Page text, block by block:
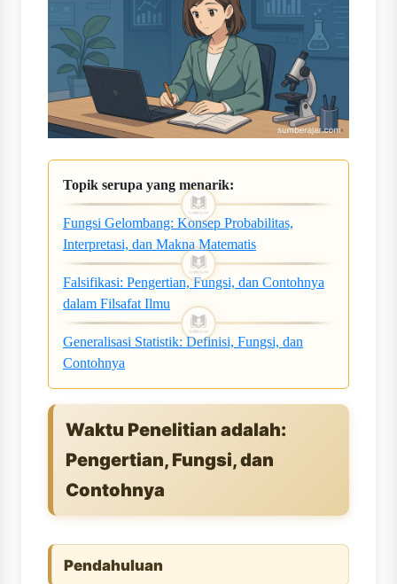
Topik serupa yang menarik:
Fungsi Gelombang: Konsep Probabilitas,
Interpretasi, dan Makna Matematis
Falsifikasi: Pengertian, Fungsi, dan Contohnya
dalam Filsafat Ilmu
Generalisasi Statistik: Definisi, Fungsi, dan
Contohnya
Waktu Penelitian adalah:
Pengertian, Fungsi, dan
Contohnya
Pendahuluan